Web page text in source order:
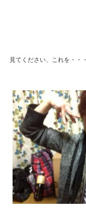
見てください、これを・・・